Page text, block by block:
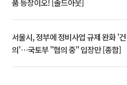
품 등장이오! [솔드아웃]
서울시, 정부에 정비사업 규제 완화 '건
의'⋯국토부 "협의 중" 입장만 [종합]